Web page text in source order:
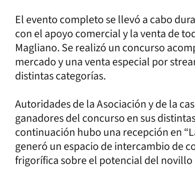
El evento completo se llevó a cabo
con el apoyo comercial y la venta de
Magliano. Se realizó un concurso
mercado y una venta especial por
distintas categorías.
Autoridades de la Asociación y de la
ganadores del concurso en sus
continuación hubo una recepción en
generó un espacio de intercambio de
frigorífica sobre el potencial del novillo